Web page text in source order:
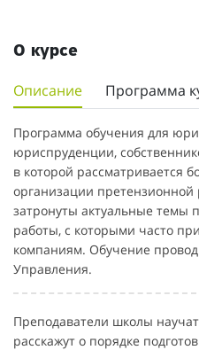
О курсе
Описание Программа
Программа обучения для
юриспруденции,
в которой рассматривается
организации претензионной
затронуты актуальные темы
работы, с которыми часто
компаниям. Обучение
Управления.
Преподаватели школы
расскажут о порядке